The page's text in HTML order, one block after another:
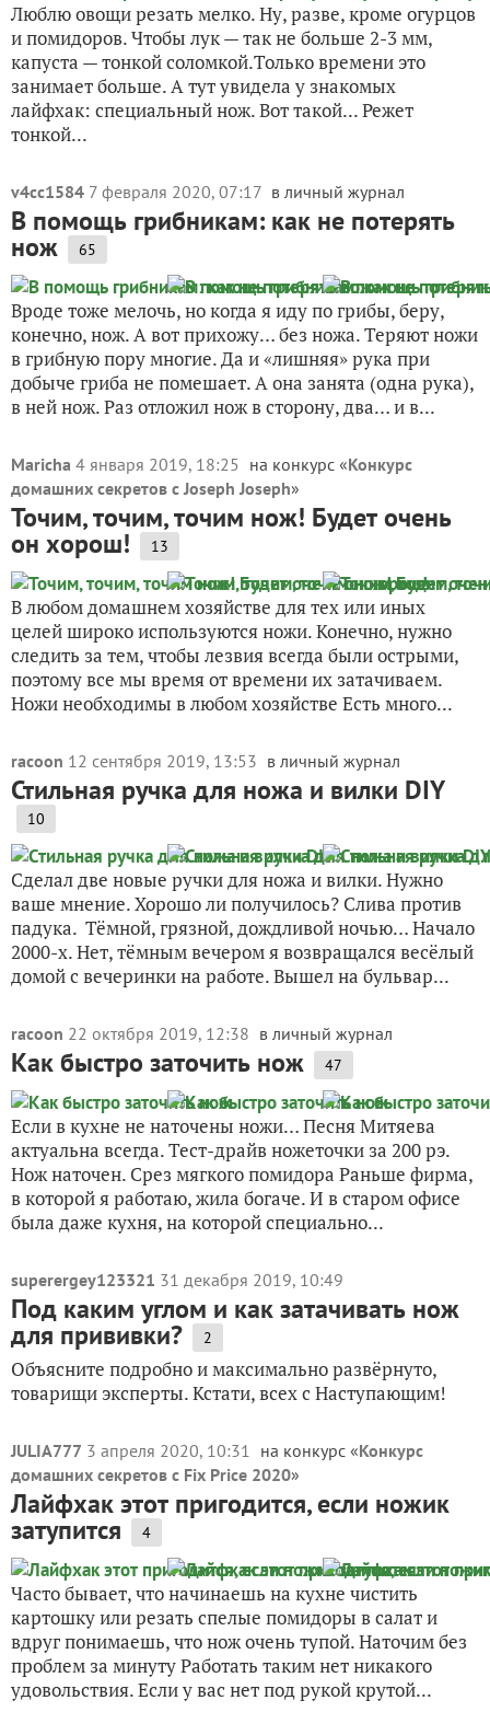
Люблю овощи резать мелко. Ну, разве, кроме огурцов
и помидоров. Чтобы лук — так не больше 2-3 мм,
капуста — тонкой соломкой.Только времени это
занимает больше. А тут увидела у знакомых
лайфхак: специальный нож. Вот такой... Режет
тонкой...
v4cc1584 7 февраля 2020, 07:17 в личный журнал
В помощь грибникам: как не потерять
нож 65
Вроде тоже мелочь, но когда я иду по грибы, беру,
конечно, нож. А вот прихожу… без ножа. Теряют ножи
в грибную пору многие. Да и «лишняя» рука при
добыче гриба не помешает. А она занята (одна рука),
в ней нож. Раз отложил нож в сторону, два… и в...
Maricha 4 января 2019, 18:25 на конкурс «Конкурс
домашних секретов с Joseph Joseph»
Точим, точим, точим нож! Будет очень
он хорош! 13
В любом домашнем хозяйстве для тех или иных
целей широко используются ножи. Конечно, нужно
следить за тем, чтобы лезвия всегда были острыми,
поэтому все мы время от времени их затачиваем.
Ножи необходимы в любом хозяйстве Есть много...
racoon 12 сентября 2019, 13:53 в личный журнал
Стильная ручка для ножа и вилки DIY
10
Сделал две новые ручки для ножа и вилки. Нужно
ваше мнение. Хорошо ли получилось? Слива против
падука. Тёмной, грязной, дождливой ночью… Начало
2000-х. Нет, тёмным вечером я возвращался весёлый
домой с вечеринки на работе. Вышел на бульвар...
racoon 22 октября 2019, 12:38 в личный журнал
Как быстро заточить нож 47
Если в кухне не наточены ножи… Песня Митяева
актуальна всегда. Тест-драйв ножеточки за 200 рэ.
Нож наточен. Срез мягкого помидора Раньше фирма,
в которой я работаю, жила богаче. И в старом офисе
была даже кухня, на которой специально...
superergey123321 31 декабря 2019, 10:49
Под каким углом и как затачивать нож
для прививки? 2
Объясните подробно и максимально развёрнуто,
товарищи эксперты. Кстати, всех с Наступающим!
JULIA777 3 апреля 2020, 10:31 на конкурс «Конкурс
домашних секретов с Fix Price 2020»
Лайфхак этот пригодится, если ножик
затупится 4
Часто бывает, что начинаешь на кухне чистить
картошку или резать спелые помидоры в салат и
вдруг понимаешь, что нож очень тупой. Наточим без
проблем за минуту Работать таким нет никакого
удовольствия. Если у вас нет под рукой крутой...